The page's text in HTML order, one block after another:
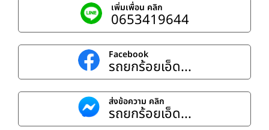
เพิ่มเพื่อน คลิก
0653419644
Facebook
รถยกร้อยเอ็ด...
ส่งข้อความ คลิก
รถยกร้อยเอ็ด...